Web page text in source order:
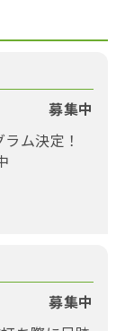
募集中
ム決定！
募集中